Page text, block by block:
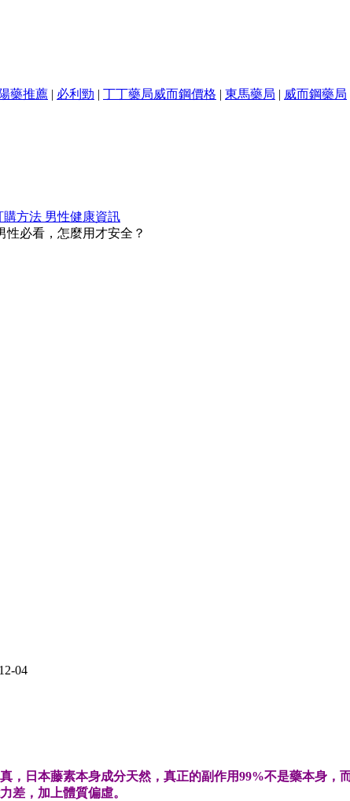
藥推薦 | 必利勁 | 丁丁藥局威而鋼價格 | 東馬藥局 | 威而鋼藥局
購方法 男性健康資訊
性必看，怎麼用才安全？
04
，日本藤素本身成分天然，真正的副作用99%不是藥本身，
差，加上體質偏虛。